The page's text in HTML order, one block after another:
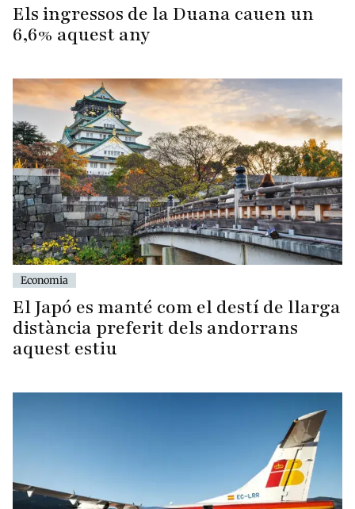
Els ingressos de la Duana cauen un
6,6% aquest any
Economia
El Japó es manté com el destí de llarga
distància preferit dels andorrans
aquest estiu